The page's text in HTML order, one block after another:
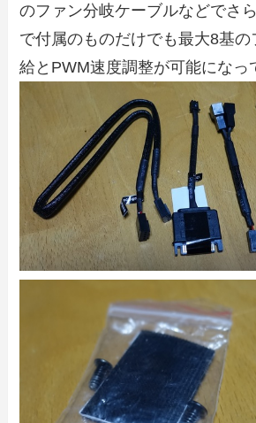
のファン分岐ケーブルなどでさ
で付属のものだけでも最大8基
給とPWM速度調整が可能になっ